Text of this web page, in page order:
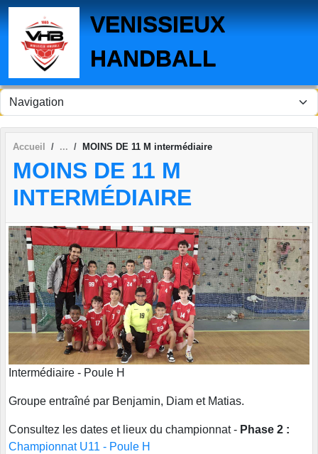
VENISSIEUX
HANDBALL
Accueil MOINS DE 11 M intermédiaire
MOINS DE 11 M
INTERMÉDIAIRE
Intermédiaire - Poule H
Groupe entraîné par Benjamin, Diam et Matias.
Consultez les dates et lieux du championnat - Phase 2 :
Championnat U11 - Poule H
Panneau de gestion des cookies